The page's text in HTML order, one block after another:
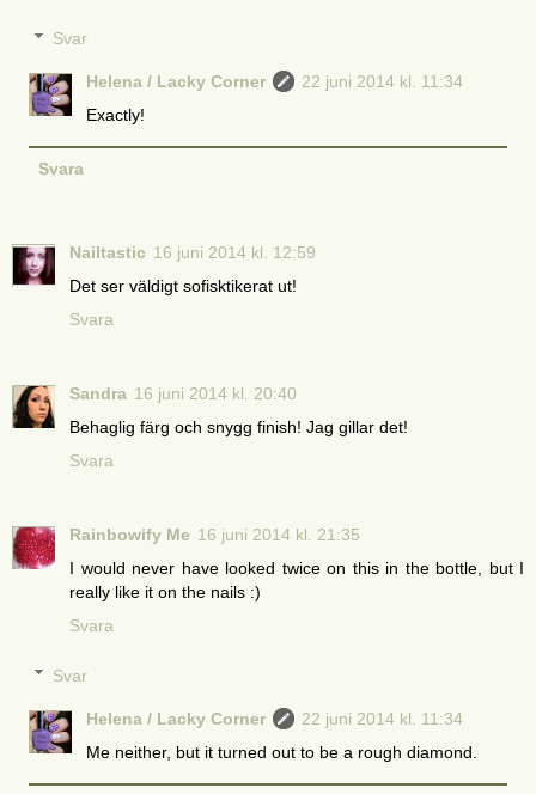
Svar
Helena / Lacky Corner
22 juni 2014 kl. 11:34
Exactly!
Svara
Nailtastic 16 juni 2014 kl. 12:59
Det ser väldigt sofisktikerat ut!
Svara
Sandra 16 juni 2014 kl. 20:40
Behaglig färg och snygg finish! Jag gillar det!
Svara
Rainbowify Me 16 juni 2014 kl. 21:35
I would never have looked twice on this in the bottle, but I
really like it on the nails :)
Svara
Svar
Helena / Lacky Corner
22 juni 2014 kl. 11:34
Me neither, but it turned out to be a rough diamond.